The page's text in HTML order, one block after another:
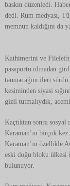
baskın düzenledi.
dedi. Rum medyası,
memnun kaldığını da
Kathimerini ve
pasaportu olmadan
tanınacağını ileri
kesiminden siyasi
gizli tutmalıydık,
Kaçtıktan sonra
Karaman’ın birçok
Karaman’ın özellikle
eski doğu bloku ülkesi
bulunuyor.